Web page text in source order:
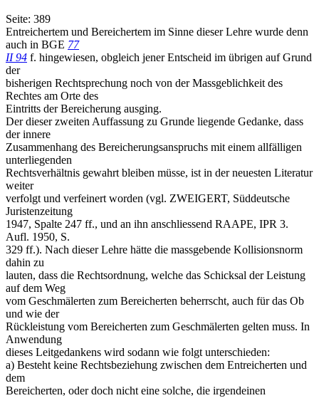
Seite: 389
Entreichertem und Bereichertem im Sinne dieser Lehre wurde denn
auch in BGE 77
II 94 f. hingewiesen, obgleich jener Entscheid im übrigen auf Grund
der
bisherigen Rechtsprechung noch von der Massgeblichkeit des
Rechtes am Orte des
Eintritts der Bereicherung ausging.
Der dieser zweiten Auffassung zu Grunde liegende Gedanke, dass
der innere
Zusammenhang des Bereicherungsanspruchs mit einem allfälligen
unterliegenden
Rechtsverhältnis gewahrt bleiben müsse, ist in der neuesten Literatur
weiter
verfolgt und verfeinert worden (vgl. ZWEIGERT, Süddeutsche
Juristenzeitung
1947, Spalte 247 ff., und an ihn anschliessend RAAPE, IPR 3.
Aufl. 1950, S.
329 ff.). Nach dieser Lehre hätte die massgebende Kollisionsnorm
dahin zu
lauten, dass die Rechtsordnung, welche das Schicksal der Leistung
auf dem Weg
vom Geschmälerten zum Bereicherten beherrscht, auch für das Ob
und wie der
Rückleistung vom Bereicherten zum Geschmälerten gelten muss. In
Anwendung
dieses Leitgedankens wird sodann wie folgt unterschieden:
a) Besteht keine Rechtsbeziehung zwischen dem Entreicherten und
dem
Bereicherten, oder doch nicht eine solche, die irgendeinen